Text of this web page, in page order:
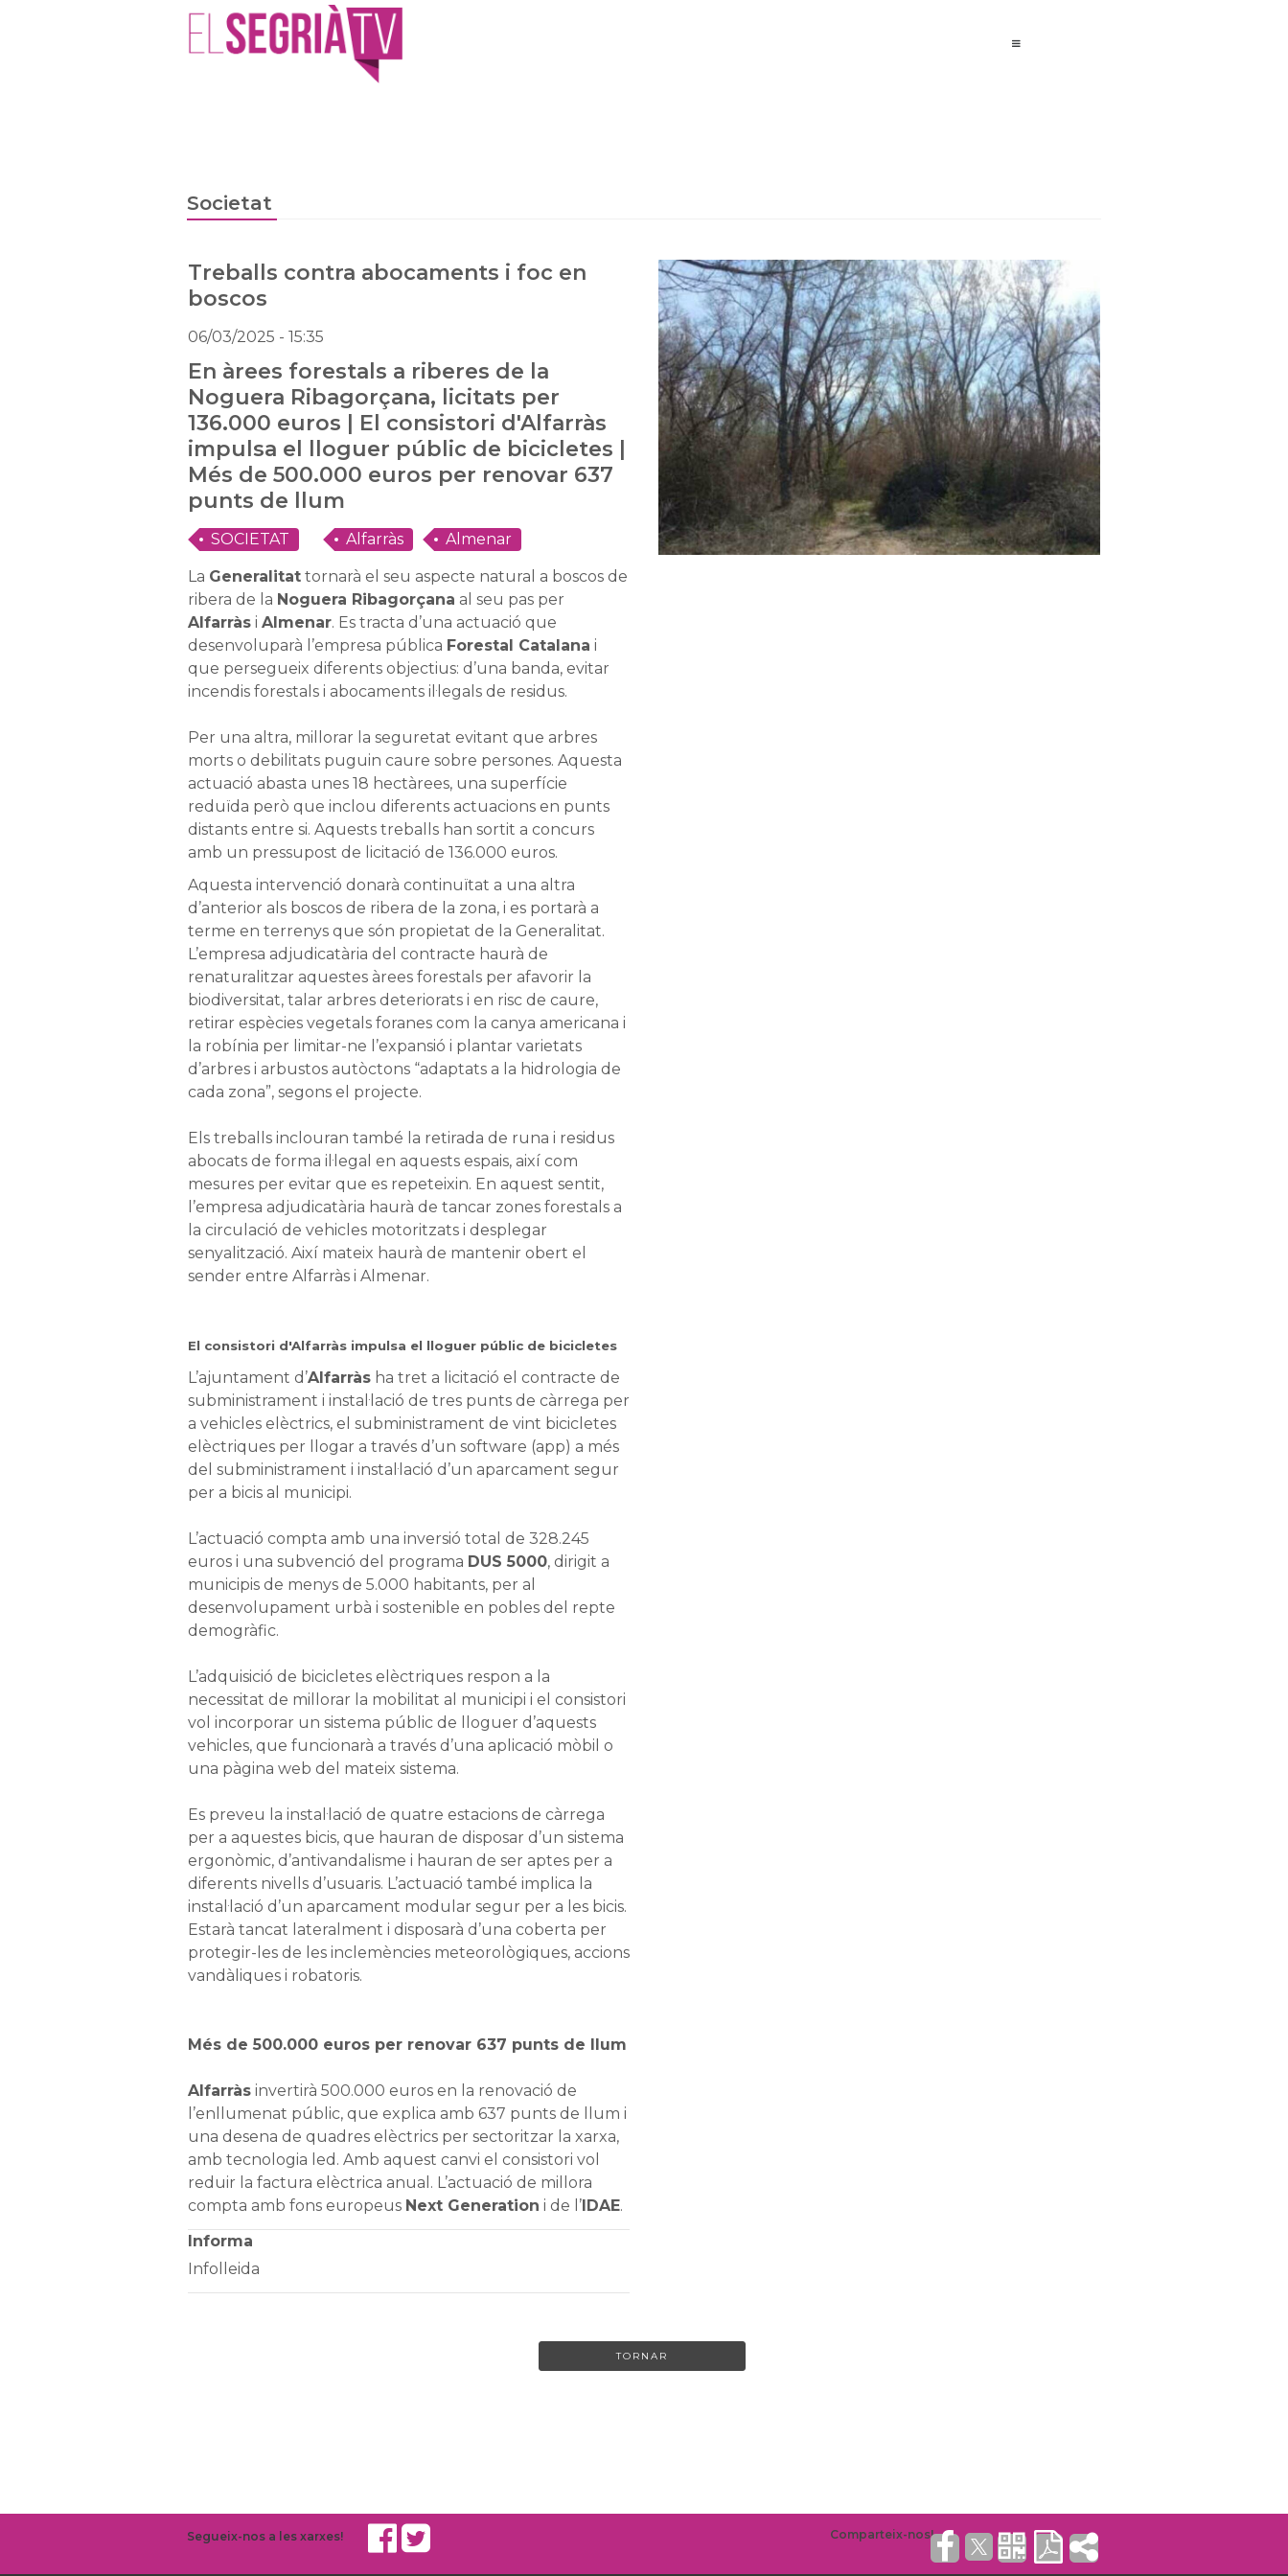
Societat
Treballs contra abocaments i foc en
boscos
06/03/2025 - 15:35
En àrees forestals a riberes de la
Noguera Ribagorçana, licitats per
136.000 euros | El consistori d'Alfarràs
impulsa el lloguer públic de bicicletes |
Més de 500.000 euros per renovar 637
punts de llum
SOCIETAT Alfarràs Almenar
La Generalitattornarà el seu aspecte natural a boscos de
ribera de la Noguera Ribagorçana al seu pas per
Alfarràsi Almenar. Es tracta d’una actuació que
desenvoluparà l’empresa pública Forestal Catalana i
que persegueix diferents objectius: d’una banda, evitar
incendis forestals i abocaments il·legals de residus.
Per una altra, millorar la seguretat evitant que arbres
morts o debilitats puguin caure sobre persones. Aquesta
actuació abasta unes 18 hectàrees, una superfície
reduïda però que inclou diferents actuacions en punts
distants entre si. Aquests treballs han sortit a concurs
amb un pressupost de licitació de 136.000 euros.
Aquesta intervenció donarà continuïtat a una altra
d’anterior als boscos de ribera de la zona, i es portarà a
terme en terrenys que són propietat de la Generalitat.
L’empresa adjudicatària del contracte haurà de
renaturalitzar aquestes àrees forestals per afavorir la
biodiversitat, talar arbres deteriorats i en risc de caure,
retirar espècies vegetals foranes com la canya americana i
la robínia per limitar-ne l’expansió i plantar varietats
d’arbres i arbustos autòctons “adaptats a la hidrologia de
cada zona”, segons el projecte.
Els treballs inclouran també la retirada de runa i residus
abocats de forma il·legal en aquests espais, així com
mesures per evitar que es repeteixin. En aquest sentit,
l’empresa adjudicatària haurà de tancar zones forestals a
la circulació de vehicles motoritzats i desplegar
senyalització. Així mateix haurà de mantenir obert el
sender entre Alfarràs i Almenar.
El consistori d'Alfarràs impulsa el lloguer públic de bicicletes
L’ajuntament d’Alfarràsha tret a licitació el contracte de
subministrament i instal·lació de tres punts de càrrega per
a vehicles elèctrics, el subministrament de vint bicicletes
elèctriques per llogar a través d’un software (app) a més
del subministrament i instal·lació d’un aparcament segur
per a bicis al municipi.
L’actuació compta amb una inversió total de 328.245
euros i una subvenció del programa DUS 5000, dirigit a
municipis de menys de 5.000 habitants, per al
desenvolupament urbà i sostenible en pobles del repte
demogràfic.
L’adquisició de bicicletes elèctriques respon a la
necessitat de millorar la mobilitat al municipi i el consistori
vol incorporar un sistema públic de lloguer d’aquests
vehicles, que funcionarà a través d’una aplicació mòbil o
una pàgina web del mateix sistema.
Es preveu la instal·lació de quatre estacions de càrrega
per a aquestes bicis, que hauran de disposar d’un sistema
ergonòmic, d’antivandalisme i hauran de ser aptes per a
diferents nivells d’usuaris. L’actuació també implica la
instal·lació d’un aparcament modular segur per a les bicis.
Estarà tancat lateralment i disposarà d’una coberta per
protegir-les de les inclemències meteorològiques, accions
vandàliques i robatoris.
Més de 500.000 euros per renovar 637 punts de llum
Alfarràsinvertirà 500.000 euros en la renovació de
l’enllumenat públic, que explica amb 637 punts de llum i
una desena de quadres elèctrics per sectoritzar la xarxa,
amb tecnologia led. Amb aquest canvi el consistori vol
reduir la factura elèctrica anual. L’actuació de millora
compta amb fons europeus Next Generation i de l’IDAE.
Informa
Infolleida
TORNAR
Segueix-nos a les xarxes!